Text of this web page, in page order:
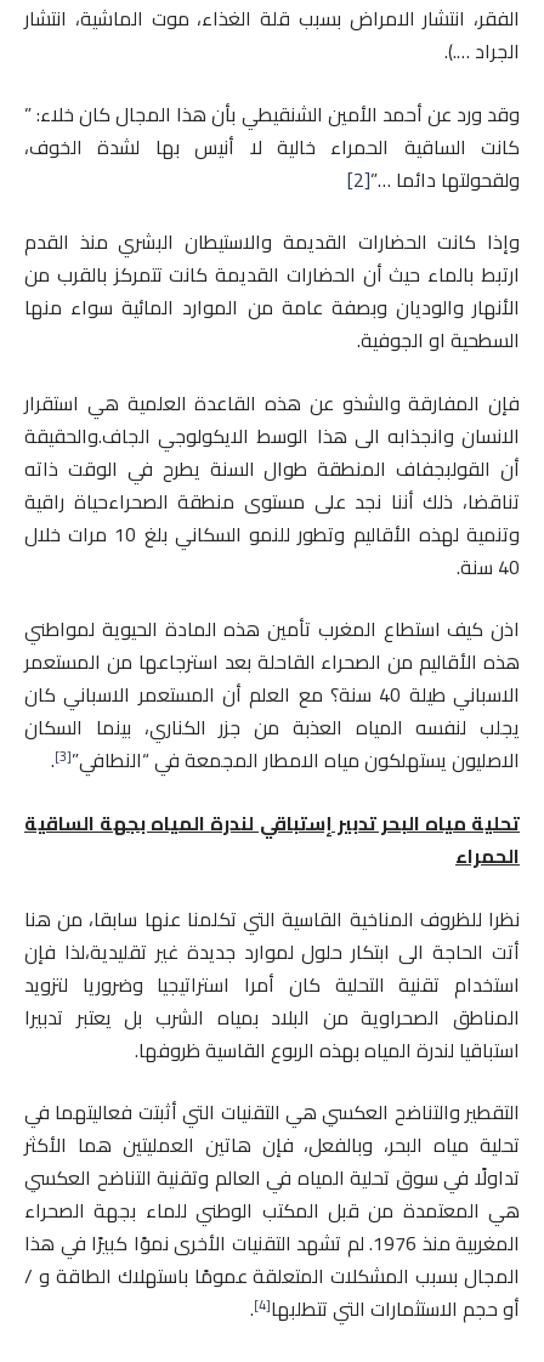
الفقر، انتشار الامراض بسبب قلة الغذاء، موت الماشية، انتشار
الجراد ….).
وقد ورد عن أحمد الأمين الشنقيطي بأن هذا المجال كان خلاء: ”
كانت الساقية الحمراء خالية لا أنيس بها لشدة الخوف،
ولقحولتها دائما …”[2]
وإذا كانت الحضارات القديمة والاستيطان البشري منذ القدم
ارتبط بالماء حيث أن الحضارات القديمة كانت تتمركز بالقرب من
الأنهار والوديان وبصفة عامة من الموارد المائية سواء منها
السطحية او الجوفية.
فإن المفارقة والشذو عن هذه القاعدة العلمية هي استقرار
الانسان وانجذابه الى هذا الوسط الايكولوجي الجاف.والحقيقة
أن القولبجفاف المنطقة طوال السنة يطرح في الوقت ذاته
تناقضا، ذلك أننا نجد على مستوى منطقة الصحراءحياة راقية
وتنمية لهذه الأقاليم وتطور للنمو السكاني بلغ 10 مرات خلال
40 سنة.
اذن كيف استطاع المغرب تأمين هذه المادة الحيوية لمواطني
هذه الأقاليم من الصحراء القاحلة بعد استرجاعها من المستعمر
الاسباني طيلة 40 سنة؟ مع العلم أن المستعمر الاسباني كان
يجلب لنفسه المياه العذبة من جزر الكناري، بينما السكان
الاصليون يستهلكون مياه الامطار المجمعة في “النطافي”[3]
.
تحلية مياه البحر تدبير إستباقي لندرة المياه بجهة الساقية
الحمراء
نظرا للظروف المناخية القاسية التي تكلمنا عنها سابقا، من هنا
أتت الحاجة الى ابتكار حلول لموارد جديدة غير تقليدية،لذا فإن
استخدام تقنية التحلية كان أمرا استراتيجيا وضروريا لتزويد
المناطق الصحراوية من البلاد بمياه الشرب بل يعتبر تدبيرا
استباقيا لندرة المياه بهذه الربوع القاسية ظروفها.
التقطير والتناضح العكسي هي التقنيات التي أثبتت فعاليتهما في
تحلية مياه البحر، وبالفعل، فإن هاتين العمليتين هما الأكثر
تداولًا في سوق تحلية المياه في العالم وتقنية التناضح العكسي
هي المعتمدة من قبل المكتب الوطني للماء بجهة الصحراء
المغربية منذ 1976. لم تشهد التقنيات الأخرى نموًا كبيرًا في هذا
المجال بسبب المشكلات المتعلقة عمومًا باستهلاك الطاقة و /
أو حجم الاستثمارات التي تتطلبها[4]
.